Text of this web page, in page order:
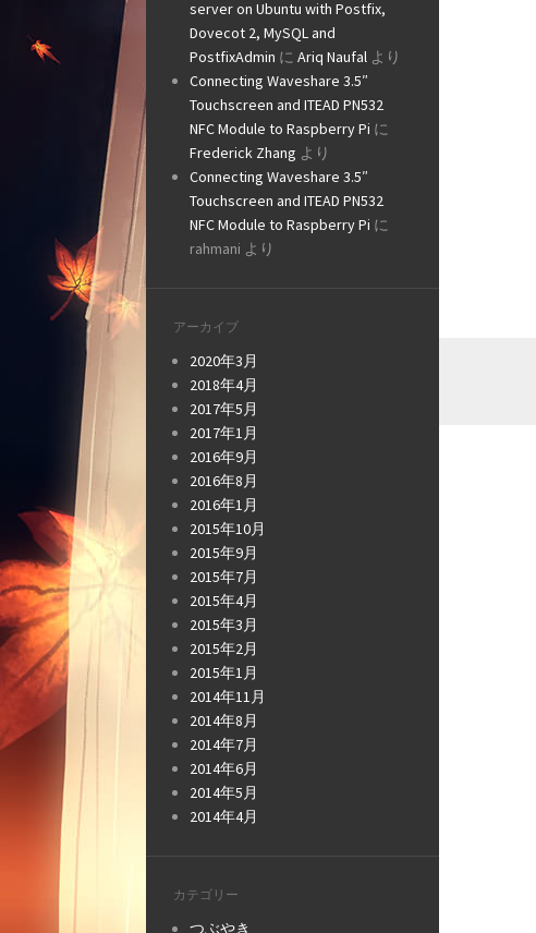
server on Ubuntu with Postfix,
Dovecot 2, MySQL and
PostfixAdmin にAriq Naufal より
Connecting Waveshare 3.5″
Touchscreen and ITEAD PN532
NFC Module to Raspberry Pi に
Frederick Zhang より
Connecting Waveshare 3.5″
Touchscreen and ITEAD PN532
NFC Module to Raspberry Pi に
rahmani より
アーカイブ
2020年3月
2018年4月
2017年5月
2017年1月
2016年9月
2016年8月
2016年1月
2015年10月
2015年9月
2015年7月
2015年4月
2015年3月
2015年2月
2015年1月
2014年11月
2014年8月
2014年7月
2014年6月
2014年5月
2014年4月
カテゴリー
つぶやき